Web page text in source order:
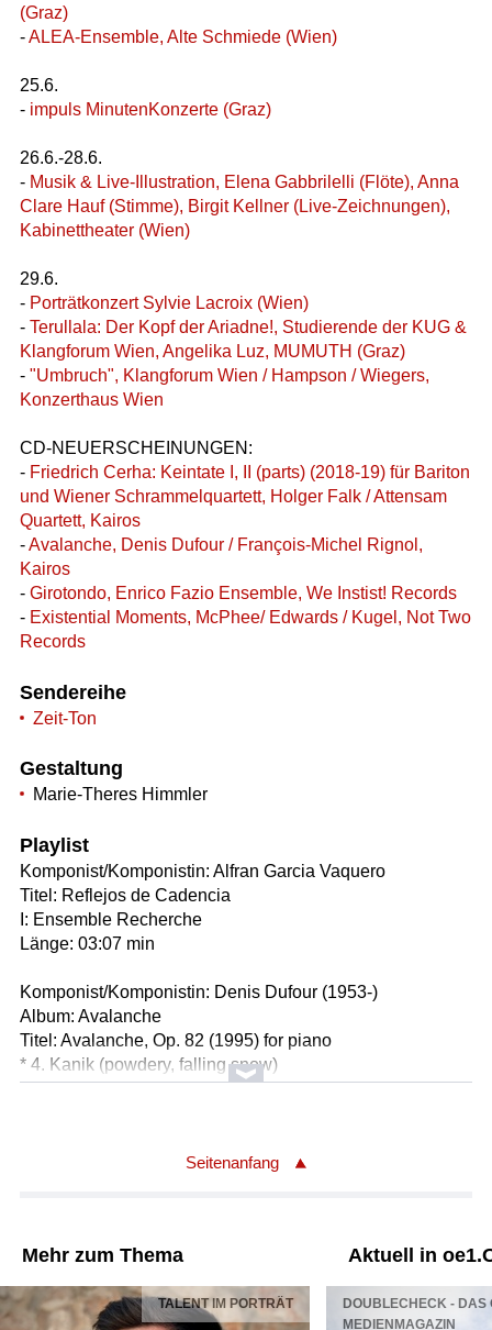
(Graz)
-ALEA-Ensemble, Alte Schmiede (Wien)
25.6.
- impuls MinutenKonzerte (Graz)
26.6.-28.6.
- Musik & Live-Illustration, Elena Gabbrilelli (Flöte), Anna
Clare Hauf (Stimme), Birgit Kellner (Live-Zeichnungen),
Kabinettheater (Wien)
29.6.
- Porträtkonzert Sylvie Lacroix (Wien)
- Terullala: Der Kopf der Ariadne!, Studierende der KUG &
Klangforum Wien, Angelika Luz, MUMUTH (Graz)
- "Umbruch", Klangforum Wien / Hampson / Wiegers,
Konzerthaus Wien
CD-NEUERSCHEINUNGEN:
- Friedrich Cerha: Keintate I, II (parts) (2018-19) für Bariton
und Wiener Schrammelquartett, Holger Falk / Attensam
Quartett, Kairos
-Avalanche, Denis Dufour / François-Michel Rignol,
Kairos
- Girotondo, Enrico Fazio Ensemble, We Instist! Records
- Existential Moments, McPhee/ Edwards / Kugel, Not Two
Records
Sendereihe
Zeit-Ton
Gestaltung
Marie-Theres Himmler
Playlist
Komponist/Komponistin: Alfran Garcia Vaquero
Titel: Reflejos de Cadencia
I: Ensemble Recherche
Länge: 03:07 min
Komponist/Komponistin: Denis Dufour (1953-)
Album: Avalanche
Titel: Avalanche, Op. 82 (1995) for piano
* 4. Kanik (powdery, falling snow)
Solist/Solistin: François-Michel Rignol (Klavier)
3)
Titel: D1788/3 marias mantel - für Orgel (2005)
Solist/Solistin: Wolfgang Kogert /Orgel
Seitenanfang
Mehr zum Thema
TALENT IM PORTRÄT
Aktuell in
DOUBLECHECK - DAS
MEDIENMAGAZIN